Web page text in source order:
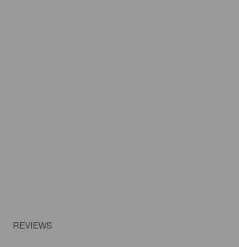
REVIEWS